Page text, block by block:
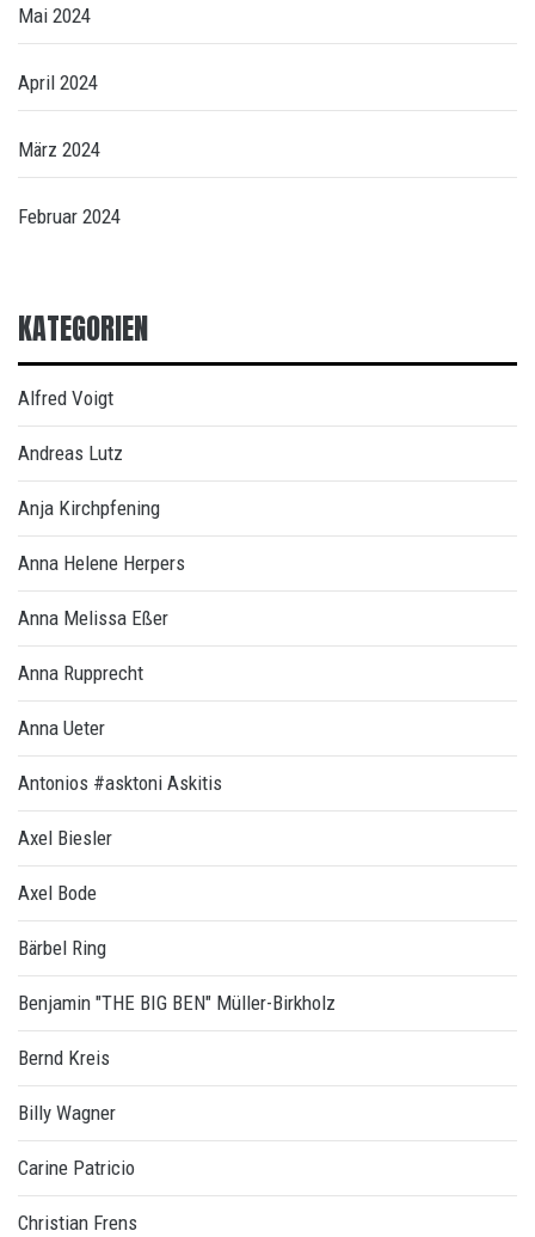
Mai 2024
April 2024
März 2024
Februar 2024
KATEGORIEN
Alfred Voigt
Andreas Lutz
Anja Kirchpfening
Anna Helene Herpers
Anna Melissa Eßer
Anna Rupprecht
Anna Ueter
Antonios #asktoni Askitis
Axel Biesler
Axel Bode
Bärbel Ring
Benjamin "THE BIG BEN" Müller-Birkholz
Bernd Kreis
Billy Wagner
Carine Patricio
Christian Frens